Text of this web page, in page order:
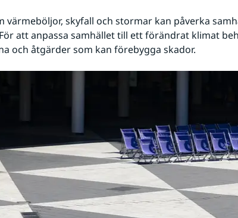
värmeböljor, skyfall och stormar kan påverka
att anpassa samhället till ett förändrat klimat
och åtgärder som kan förebygga skador.